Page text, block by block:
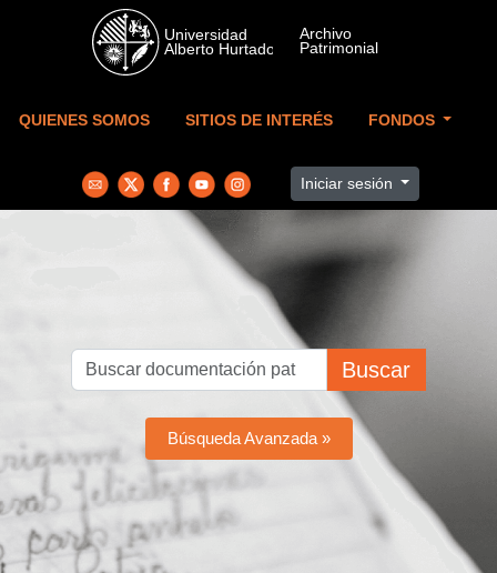
Skip to main content
QUIENES SOMOS SITIOS DE INTERÉS FONDOS
Iniciar sesión
Buscar
Búsqueda Avanzada »